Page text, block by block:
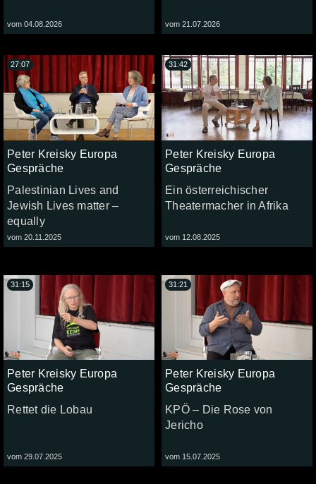
vom 04.08.2026 vom 21.07.2026
Peter Kreisky Europa
Gespräche
Palestinian Lives and
Jewish Lives matter –
equally
vom 20.11.2025
27:07
Peter Kreisky Europa
Gespräche
Ein österreichischer
Theatermacher in Afrika
vom 12.08.2025
31:42
Peter Kreisky Europa
Gespräche
Rettet die Lobau
vom 29.07.2025
31:15
Peter Kreisky Europa
Gespräche
KPÖ – Die Rose von
Jericho
vom 15.07.2025
31:21